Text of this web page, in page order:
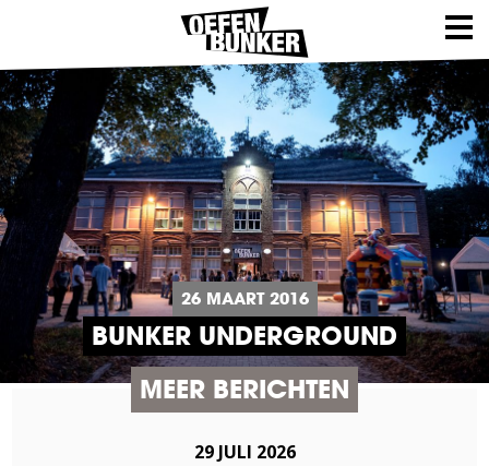
26 MAART 2016
BUNKER UNDERGROUND
MEER BERICHTEN
29 JULI 2026